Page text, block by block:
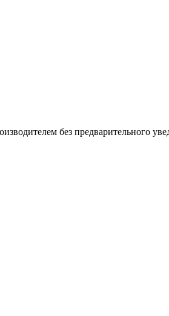
без предварительного